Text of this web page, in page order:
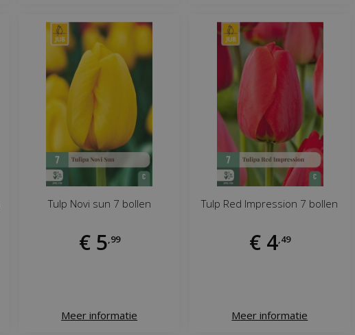
Tulp Novi sun 7 bollen
€ 5 99
Meer informatie
Tulp Red Impression 7 bollen
€ 4 49
Meer informatie